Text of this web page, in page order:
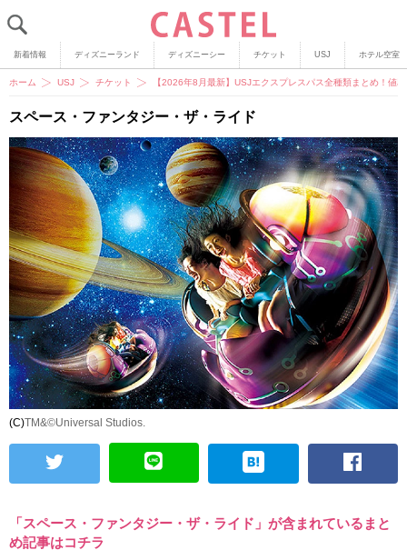
新着情報 ディズニーランド ディズニーシー チケット USJ ホテル空室
ホーム USJ チケット 【2026年8月最新】USJエクスプレスパス全種類まとめ！値
スペース・ファンタジー・ザ・ライド
(C)TM&©Universal Studios.
「スペース・ファンタジー・ザ・ライド」が含まれているまと
め記事はコチラ